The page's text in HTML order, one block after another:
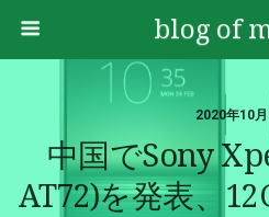
blog of
2020年10
中国でSony
AT72)を発表、